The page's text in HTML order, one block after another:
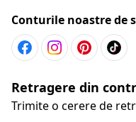
Conturile noastre de
Retragere din
Trimite o cerere de